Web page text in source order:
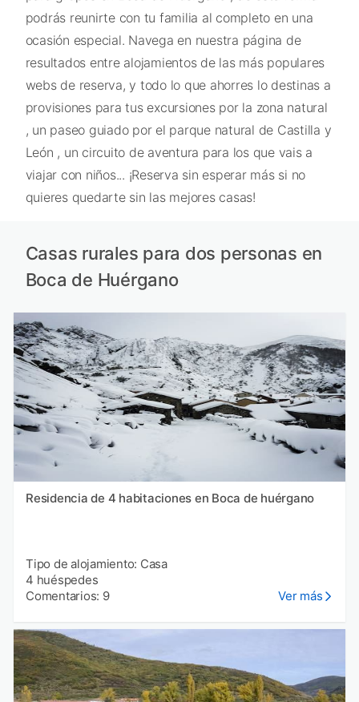
podrás reunirte con tu familia al completo en una
ocasión especial. Navega en nuestra página de
resultados entre alojamientos de las más populares
webs de reserva, y todo lo que ahorres lo destinas a
provisiones para tus excursiones por la zona natural
, un paseo guiado por el parque natural de Castilla y
León , un circuito de aventura para los que vais a
viajar con niños... ¡Reserva sin esperar más si no
quieres quedarte sin las mejores casas!
Casas rurales para dos personas en
Boca de Huérgano
Residencia de 4 habitaciones en Boca de huérgano
Tipo de alojamiento: Casa
4 huéspedes
Comentarios: 9
Ver más